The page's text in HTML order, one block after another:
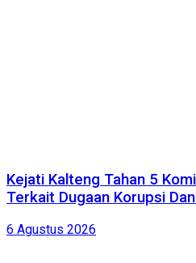
Kejati Kalteng Tahan 5
Terkait Dugaan Korupsi
6 Agustus 2026